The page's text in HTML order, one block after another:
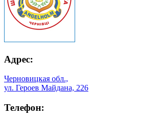
Адрес:
Черновицкая обл.,
ул. Героев Майдана, 226
Телефон: